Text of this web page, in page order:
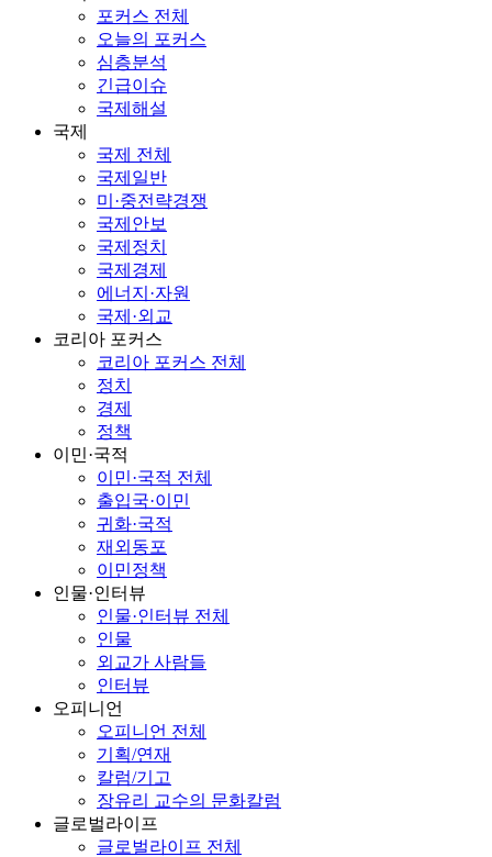
포커스 전체
오늘의 포커스
심층분석
긴급이슈
국제해설
국제
국제 전체
국제일반
미·중전략경쟁
국제안보
국제정치
국제경제
에너지·자원
국제·외교
코리아 포커스
코리아 포커스 전체
정치
경제
정책
이민·국적
이민·국적 전체
출입국·이민
귀화·국적
재외동포
이민정책
인물·인터뷰
인물·인터뷰 전체
인물
외교가 사람들
인터뷰
오피니언
오피니언 전체
기획/연재
칼럼/기고
장유리 교수의 문화칼럼
글로벌라이프
글로벌라이프 전체